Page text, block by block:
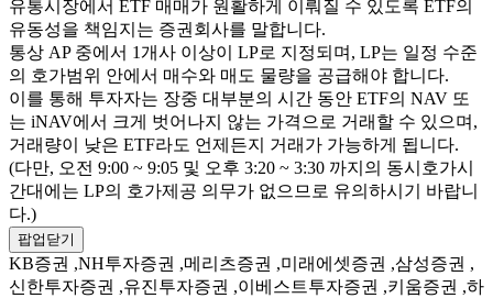
유통시장에서 ETF 매매가 원활하게 이뤄질 수 있도록 ETF의
유동성을 책임지는 증권회사를 말합니다.
통상 AP 중에서 1개사 이상이 LP로 지정되며, LP는 일정 수준
의 호가범위 안에서 매수와 매도 물량을 공급해야 합니다.
이를 통해 투자자는 장중 대부분의 시간 동안 ETF의 NAV 또
는 iNAV에서 크게 벗어나지 않는 가격으로 거래할 수 있으며,
거래량이 낮은 ETF라도 언제든지 거래가 가능하게 됩니다.
(다만, 오전 9:00 ~ 9:05 및 오후 3:20 ~ 3:30 까지의 동시호가시
간대에는 LP의 호가제공 의무가 없으므로 유의하시기 바랍니
다.)
팝업닫기
KB증권 ,NH투자증권 ,메리츠증권 ,미래에셋증권 ,삼성증권 ,
신한투자증권 ,유진투자증권 ,이베스트투자증권 ,키움증권 ,하